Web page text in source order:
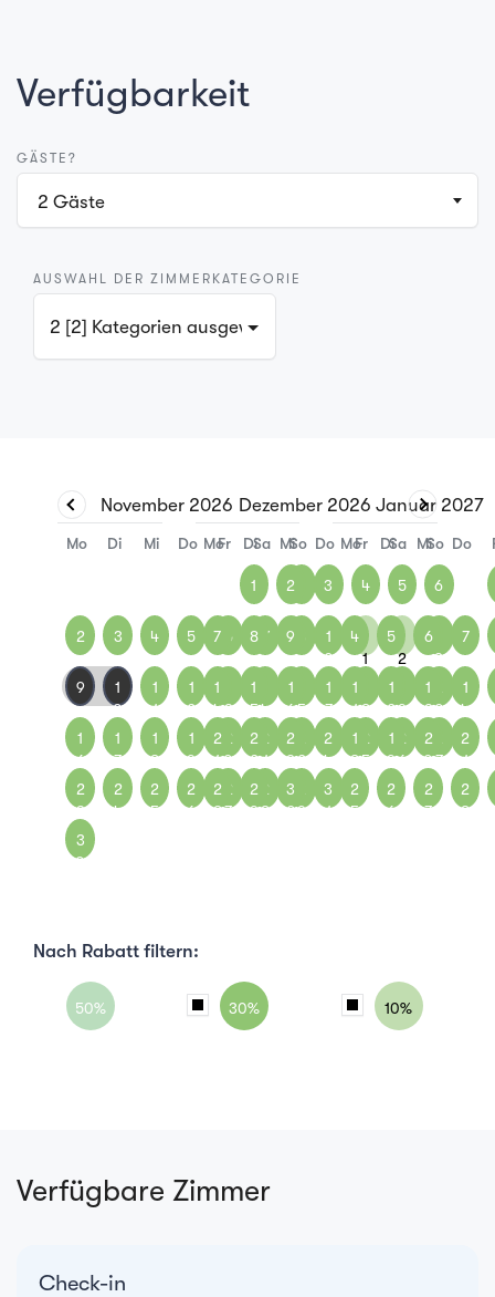
Verfügbarkeit
GÄSTE?
2 Gäste
AUSWAHL DER ZIMMERKATEGORIE
2 [2] Kategorien ausgewählt
November 2026
Mo Di Mi Do Fr Sa So
2 3 4 5 6 7
9
1
0
1
1
1
2
3
4
5
1
6
1
7
1
8
1
9
2
0
2
1
2
2
3
2
4
2
5
2
6
2
7
2
8
9
3
0
Dezember 2026
Mo Di Mi Do Fr Sa So
1 2 3 4 5 6
7 8 9
1
0
1
1
1
2
3
1
4
1
5
1
6
1
7
8
9
0
2
1
2
2
2
3
2
4
2
5
2
6
7
2
8
2
9
3
0
3
1
Januar 2027
Mo Di Mi Do
4 5 6 7
1
1
1
2
1
3
1
4
1
8
1
9
2
0
2
1
2
5
2
6
2
7
2
8
Nach Rabatt filtern:
50% 30% 10%
Verfügbare Zimmer
Check-in